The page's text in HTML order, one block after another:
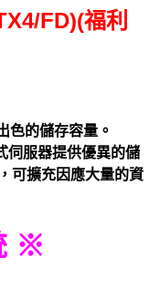
FD)(福利
色的儲存容量。
伺服器提供優異的儲
可擴充因應大量的資
※